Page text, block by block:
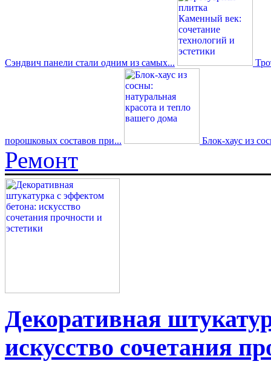
Сэндвич панели стали одним из самых...
порошковых составов при... Блок-хаус из
Ремонт
Декоративная
искусство сочетания